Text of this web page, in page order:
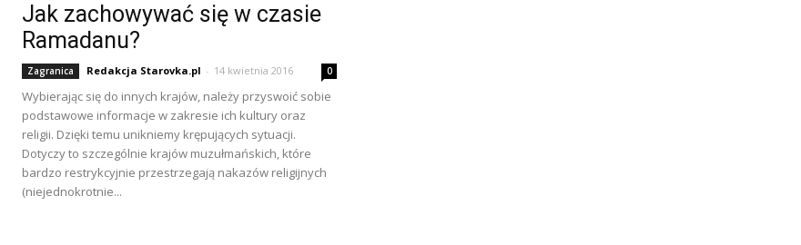
Jak zachowywać się w czasie
Ramadanu?
Zagranica Redakcja Starovka.pl - 14 kwietnia 2016 0
Wybierając się do innych krajów, należy przyswoić sobie
podstawowe informacje w zakresie ich kultury oraz
religii. Dzięki temu unikniemy krępujących sytuacji.
Dotyczy to szczególnie krajów muzułmańskich, które
bardzo restrykcyjnie przestrzegają nakazów religijnych
(niejednokrotnie...